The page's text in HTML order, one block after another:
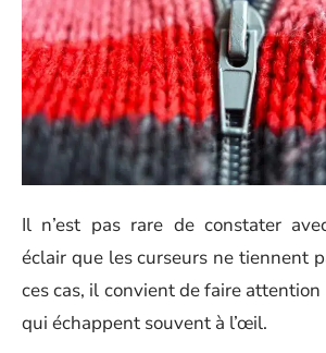
Il n’est pas rare de constater
éclair que les curseurs ne tiennent
ces cas, il convient de faire
qui échappent souvent à l’œil.